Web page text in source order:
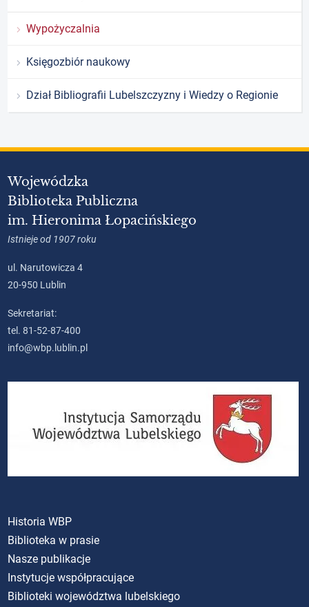
Wypożyczalnia
Księgozbiór naukowy
Dział Bibliografii Lubelszczyzny i Wiedzy o Regionie
Wojewódzka
Biblioteka Publiczna
im. Hieronima Łopacińskiego
Istnieje od 1907 roku
ul. Narutowicza 4
20-950 Lublin
Sekretariat:
tel. 81-52-87-400
info@wbp.lublin.pl
Historia WBP
Biblioteka w prasie
Nasze publikacje
Instytucje współpracujące
Biblioteki województwa lubelskiego